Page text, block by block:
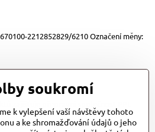
2212852829/6210 Označení měny:
soukromí
k vylepšení vaší návštěvy tohoto
a ke shromažďování údajů o jeho